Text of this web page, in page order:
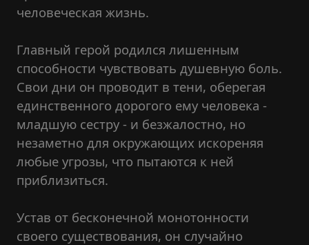
человеческая жизнь.
Главный герой родился лишенным
способности чувствовать душевную боль.
Свои дни он проводит в тени, оберегая
единственного дорогого ему человека -
младшую сестру - и безжалостно, но
незаметно для окружающих искореняя
любые угрозы, что пытаются к ней
приблизиться.
Устав от бесконечной монотонности
своего существования, он случайно